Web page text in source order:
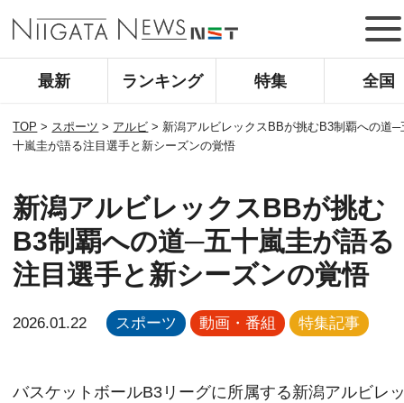
最新 ランキング 特集 全国
TOP > スポーツ > アルビ > 新潟アルビレックスBBが挑むB3制覇への道─
十嵐圭が語る注目選手と新シーズンの覚悟
新潟アルビレックスBBが挑む
B3制覇への道─五十嵐圭が語る
注目選手と新シーズンの覚悟
2026.01.22 スポーツ 動画・番組 特集記事
バスケットボールB3リーグに所属する新潟アルビレ